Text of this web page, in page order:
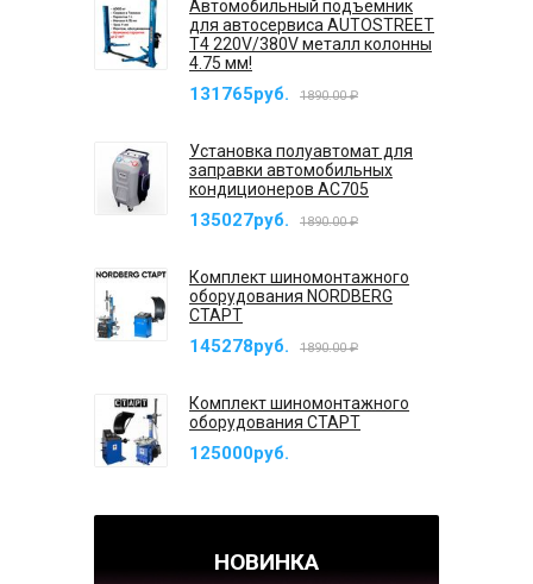
Автомобильный подъемник
для автосервиса AUTOSTREET
T4 220V/380V металл колонны
4.75 мм!
131765руб. 1890.00 ₽
Установка полуавтомат для
заправки автомобильных
кондиционеров AC705
135027руб. 1890.00 ₽
Комплект шиномонтажного
оборудования NORDBERG
СТАРТ
145278руб. 1890.00 ₽
Комплект шиномонтажного
оборудования СТАРТ
125000руб.
НОВИНКА